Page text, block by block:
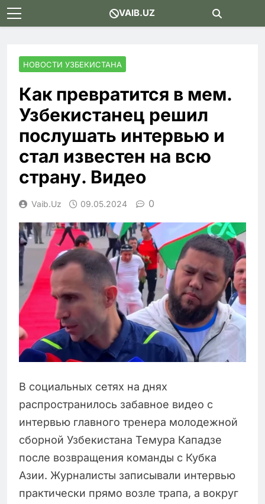
Skip
to
VAIB.UZ
НОВОСТИ УЗБЕКИСТАНА
Как превратится в мем.
Узбекистанец решил
послушать интервью и
стал известен на всю
страну. Видео
Vaib.uz 09.05.2024 0
В социальных сетях на днях
распространилось забавное видео с
интервью главного тренера молодежной
сборной Узбекистана Темура Кападзе
после возвращения команды с Кубка
Азии. Журналисты записывали интервью
практически прямо возле трапа, а вокруг